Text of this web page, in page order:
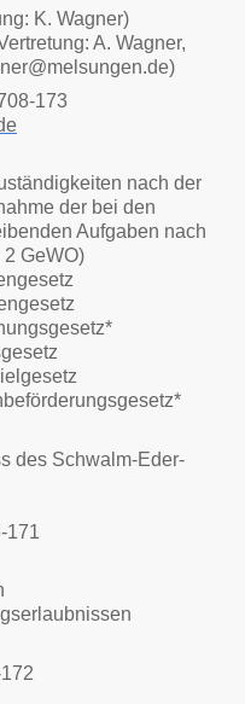
K. Wagner)
A. Wagner,
173
nach der
der bei den
Aufgaben nach
GeWO)
des Schwalm-Eder-
171